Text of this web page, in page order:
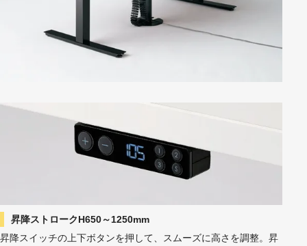
昇降ストロークH650～1250mm
昇降スイッチの上下ボタンを押して、スムーズに高さを調整。昇